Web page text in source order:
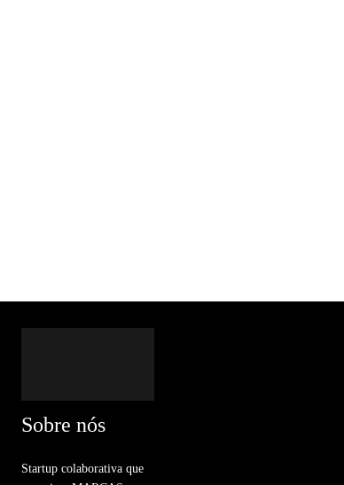
Sobre nós
Startup colaborativa que